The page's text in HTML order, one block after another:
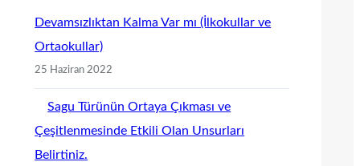
Devamsızlıktan Kalma Var mı (İlkokullar ve
Ortaokullar)
25 Haziran 2022
Sagu Türünün Ortaya Çıkması ve
Çeşitlenmesinde Etkili Olan Unsurları
Belirtiniz.